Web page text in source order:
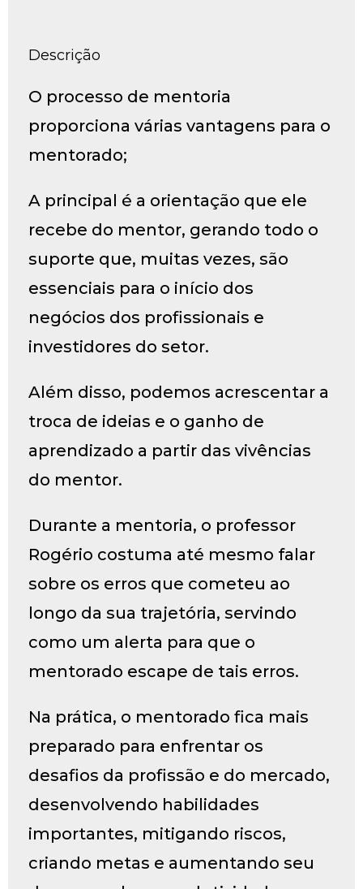
Descrição
O processo de mentoria
proporciona várias vantagens para o
mentorado;
A principal é a orientação que ele
recebe do mentor, gerando todo o
suporte que, muitas vezes, são
essenciais para o início dos
negócios dos profissionais e
investidores do setor.
Além disso, podemos acrescentar a
troca de ideias e o ganho de
aprendizado a partir das vivências
do mentor.
Durante a mentoria, o professor
Rogério costuma até mesmo falar
sobre os erros que cometeu ao
longo da sua trajetória, servindo
como um alerta para que o
mentorado escape de tais erros.
Na prática, o mentorado fica mais
preparado para enfrentar os
desafios da profissão e do mercado,
desenvolvendo habilidades
importantes, mitigando riscos,
criando metas e aumentando seu